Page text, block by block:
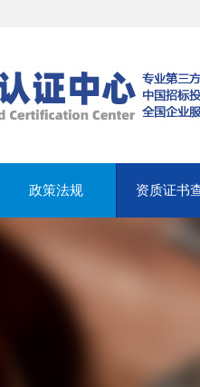
政策法规 资质证书